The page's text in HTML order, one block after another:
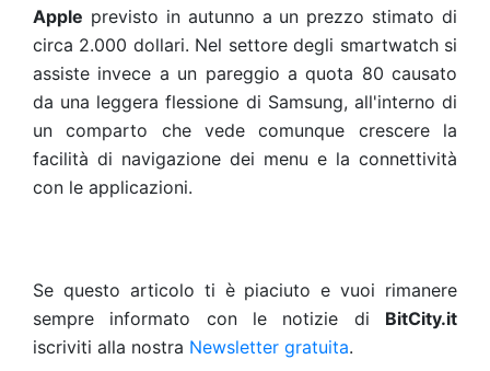
Apple previsto in autunno a un prezzo stimato di
circa 2.000 dollari. Nel settore degli smartwatch si
assiste invece a un pareggio a quota 80 causato
da una leggera flessione di Samsung, all'interno di
un comparto che vede comunque crescere la
facilità di navigazione dei menu e la connettività
con le applicazioni.
Se questo articolo ti è piaciuto e vuoi rimanere
sempre informato con le notizie di BitCity.it
iscriviti alla nostra Newsletter gratuita.